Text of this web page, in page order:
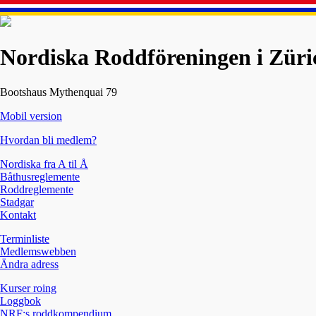
Nordiska Roddföreningen i
Bootshaus Mythenquai 79
Mobil version
Hvordan bli medlem?
Nordiska fra A til Å
Båthusreglemente
Roddreglemente
Stadgar
Kontakt
Terminliste
Medlemswebben
Ändra adress
Kurser roing
Loggbok
NRF:s roddkompendium